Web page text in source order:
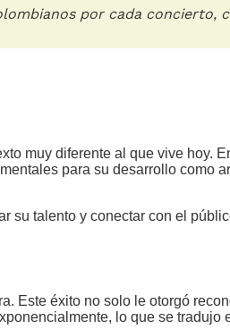
por cada
muy diferente al que vive hoy.
para su desarrollo como
talento y conectar con el
Este éxito no solo le otorgó
lo que se tradujo